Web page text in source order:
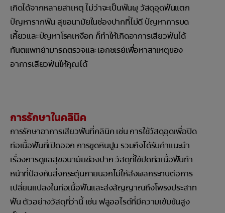
เกิดได้จากหลายสาเหตุ ไม่ว่าจะเป็นฟันผุ วัสดุอุดฟันแตก
ปัญหารากฟัน สุขอนามัยในช่องปากที่ไม่ดี ปัญหาการบด
เคี้ยวและปัญหาโรคเหงือก ก็ทำให้เกิดอาการเสียวฟันได้
ทันตแพทย์ามารถตรวจและเอกซเรย์เพื่อหาสาเหตุของ
อาการเสียวฟันให้คุณได้
การรักษาในคลินิค
การรักษาอาการเสียวฟันที่คลินิค เช่น การใช้วัสดุอุดเพื่อปิด
ท่อเนื้อฟันที่เปิดออก การขูดหินปูน รวมถึงได้รับคำแนะนำ
เรื่องการดูแลสุขอนามัยช่องปาก วัสดุที่ใช้ปิดท่อเนื้อฟันทำ
หน้าที่ป้องกันสิ่งกระตุ้นภายนอกไม่ให้ส่งผลกระทบต่อการ
เปลี่ยนแปลงในท่อเนื้อฟันและส่งสัญญาณถึงโพรงประสาท
ฟัน ตัวอย่างวัสดุที่ว่านี้ เช่น ฟลูออไรด์ที่มีความเข้มข้นสูง